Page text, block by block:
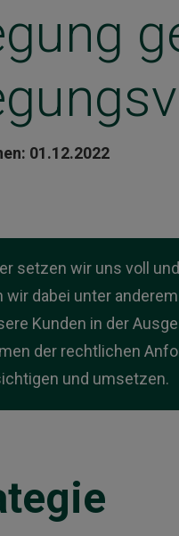
01.12.2022
setzen wir uns voll
dabei unter
Kunden in der
der rechtlichen
und umsetzen.